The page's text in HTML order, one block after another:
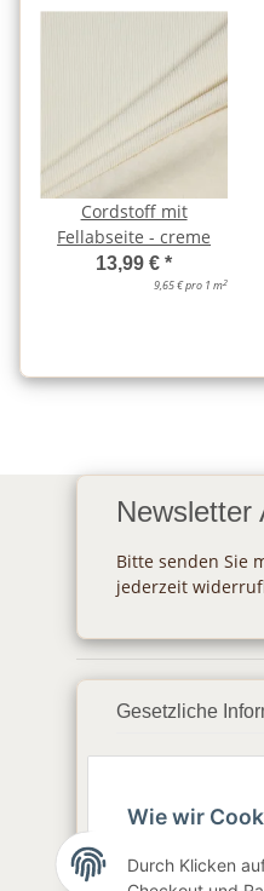
Cordstoff mit
Fellabseite - creme
13,99 €*
9,65 € pro 1 m2
Newsletter
Bitte senden Sie
jederzeit
Gesetzliche
AGB
Sitemap
Wie wir
Durch Klicken